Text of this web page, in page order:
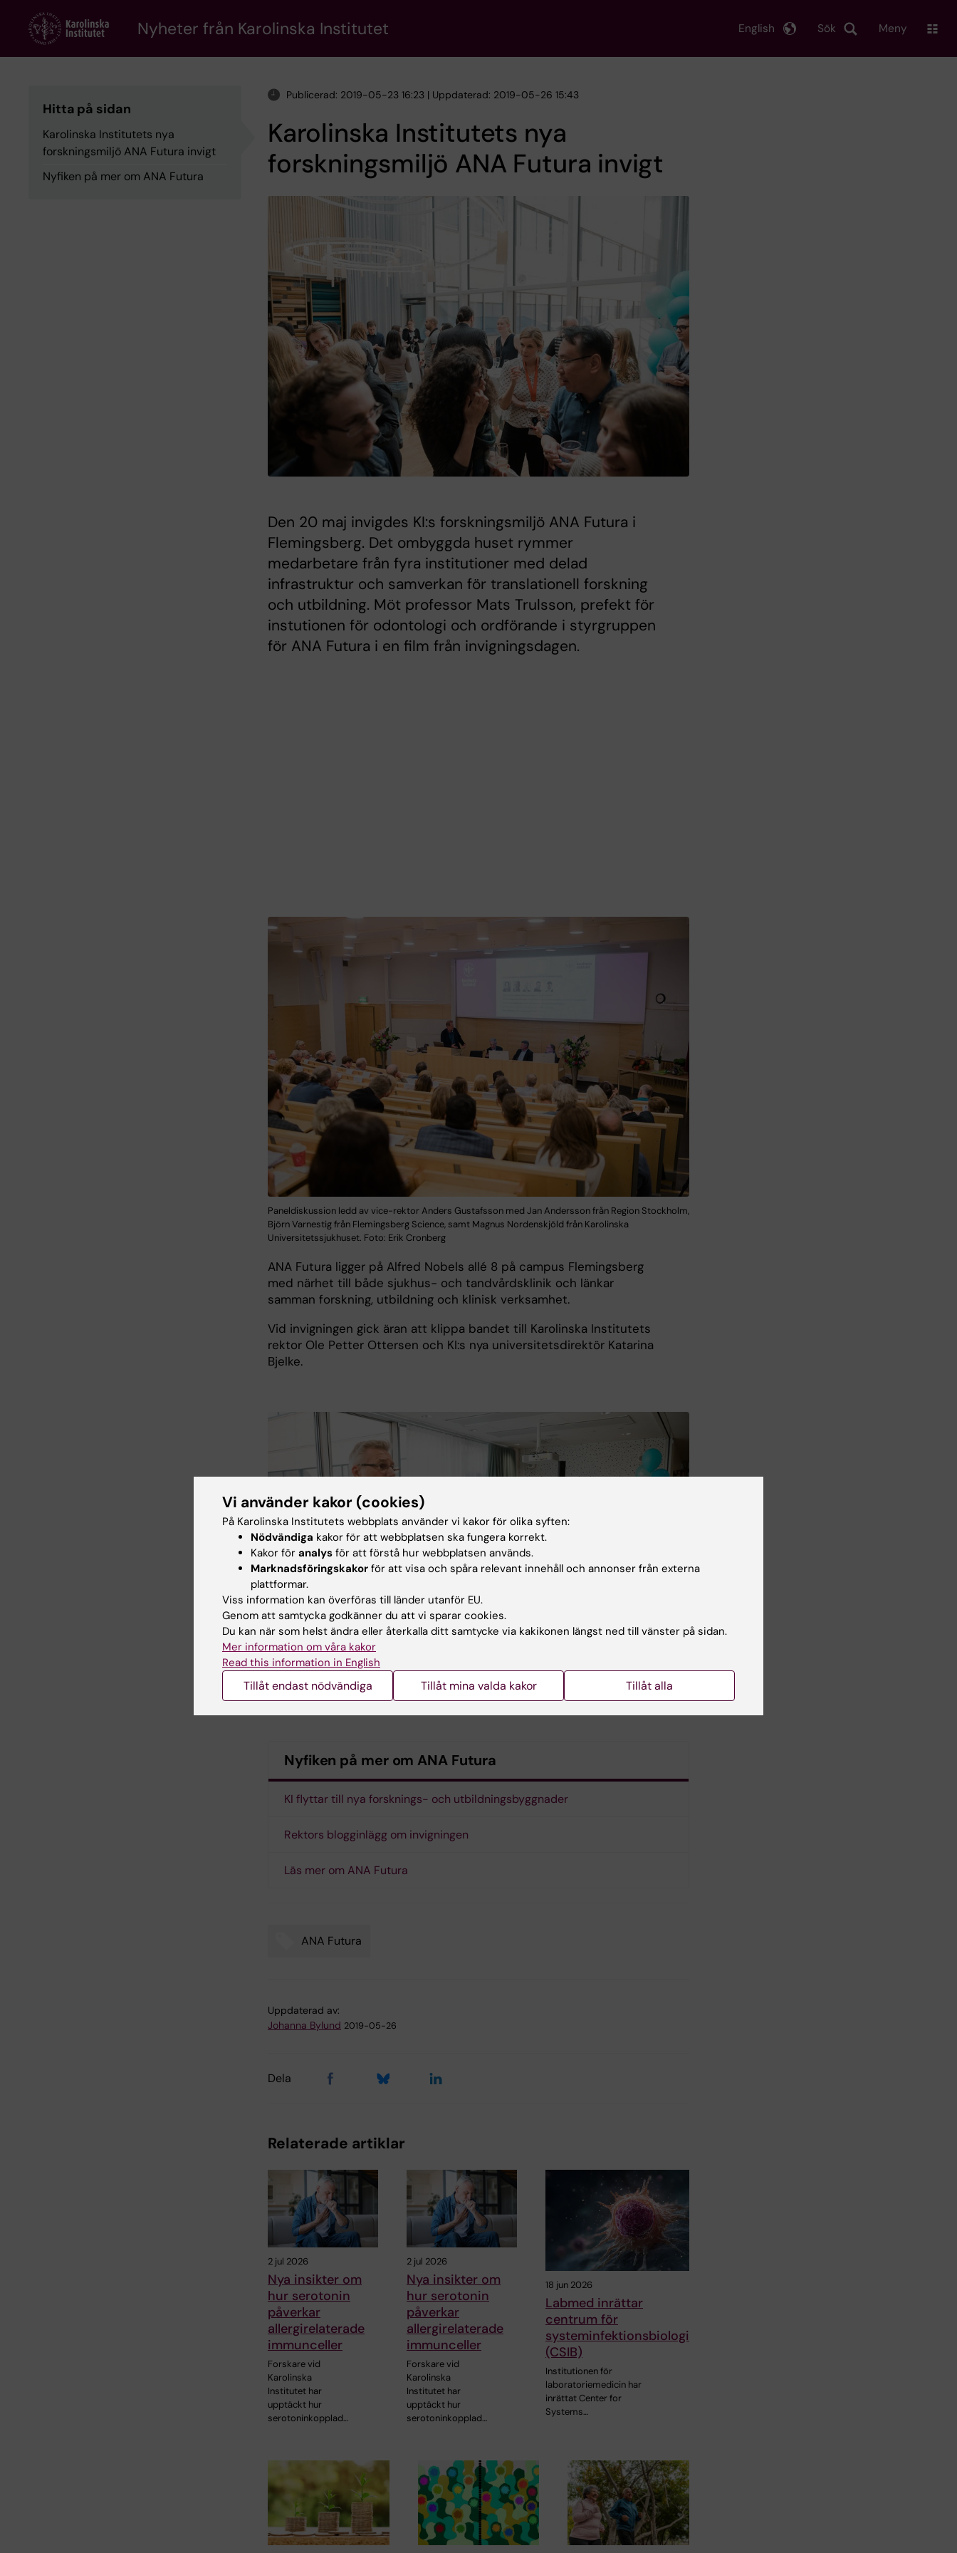
content
Nyheter från Karolinska Institutet Sök
English Meny
Hitta på sidan
Karolinska Institutets nya
forskningsmiljö ANA Futura invigt
Nyfiken på mer om ANA Futura
Publicerad: 2019-05-23 16:23 | Uppdaterad: 2019-05-26 15:43
Karolinska Institutets nya
forskningsmiljö ANA Futura invigt
Den 20 maj invigdes KI:s forskningsmiljö ANA Futura i
Flemingsberg. Det ombyggda huset rymmer
medarbetare från fyra institutioner med delad
infrastruktur och samverkan för translationell forskning
och utbildning. Möt professor Mats Trulsson, prefekt för
instutionen för odontologi och ordförande i styrgruppen
för ANA Futura i en film från invigningsdagen.
Paneldiskussion ledd av vice-rektor Anders Gustafsson med Jan Andersson från Region Stockholm,
Björn Varnestig från Flemingsberg Science, samt Magnus Nordenskjöld från Karolinska
Universitetssjukhuset. Foto: Erik Cronberg
ANA Futura ligger på Alfred Nobels allé 8 på campus Flemingsberg
med närhet till både sjukhus- och tandvårdsklinik och länkar
samman forskning, utbildning och klinisk verksamhet.
Vid invigningen gick äran att klippa bandet till Karolinska Institutets
rektor Ole Petter Ottersen och KI:s nya universitetsdirektör Katarina
Bjelke.
Nyfiken på mer om ANA Futura
KI flyttar till nya forsknings- och utbildningsbyggnader
Rektors blogginlägg om invigningen
Läs mer om ANA Futura
ANA Futura
Uppdaterad av:
Johanna Bylund 2019-05-26
Dela
Relaterade artiklar
2 jul 2026
Nya insikter om
hur serotonin
påverkar
allergirelaterade
immunceller
Forskare vid
Karolinska
Institutet har
upptäckt hur
serotoninkopplad…
2 jul 2026
Nya insikter om
hur serotonin
påverkar
allergirelaterade
immunceller
Forskare vid
Karolinska
Institutet har
upptäckt hur
serotoninkopplad…
18 jun 2026
Labmed inrättar
centrum för
systeminfektionsbiologi
(CSIB)
Institutionen för
laboratoriemedicin har
inrättat Center for
Systems…
Vi använder kakor (cookies)
På Karolinska Institutets webbplats använder vi kakor för olika syften:
Nödvändiga kakor för att webbplatsen ska fungera korrekt.
Kakor för analys för att förstå hur webbplatsen används.
Marknadsföringskakor för att visa och spåra relevant innehåll och annonser från externa
plattformar.
Viss information kan överföras till länder utanför EU.
Genom att samtycka godkänner du att vi sparar cookies.
Du kan när som helst ändra eller återkalla ditt samtycke via kakikonen längst ned till vänster på sidan.
Mer information om våra kakor
Read this information in English
Tillåt endast nödvändiga Tillåt mina valda kakor Tillåt alla